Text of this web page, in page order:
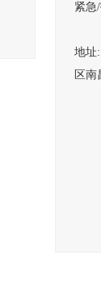
紧急
地址
区南